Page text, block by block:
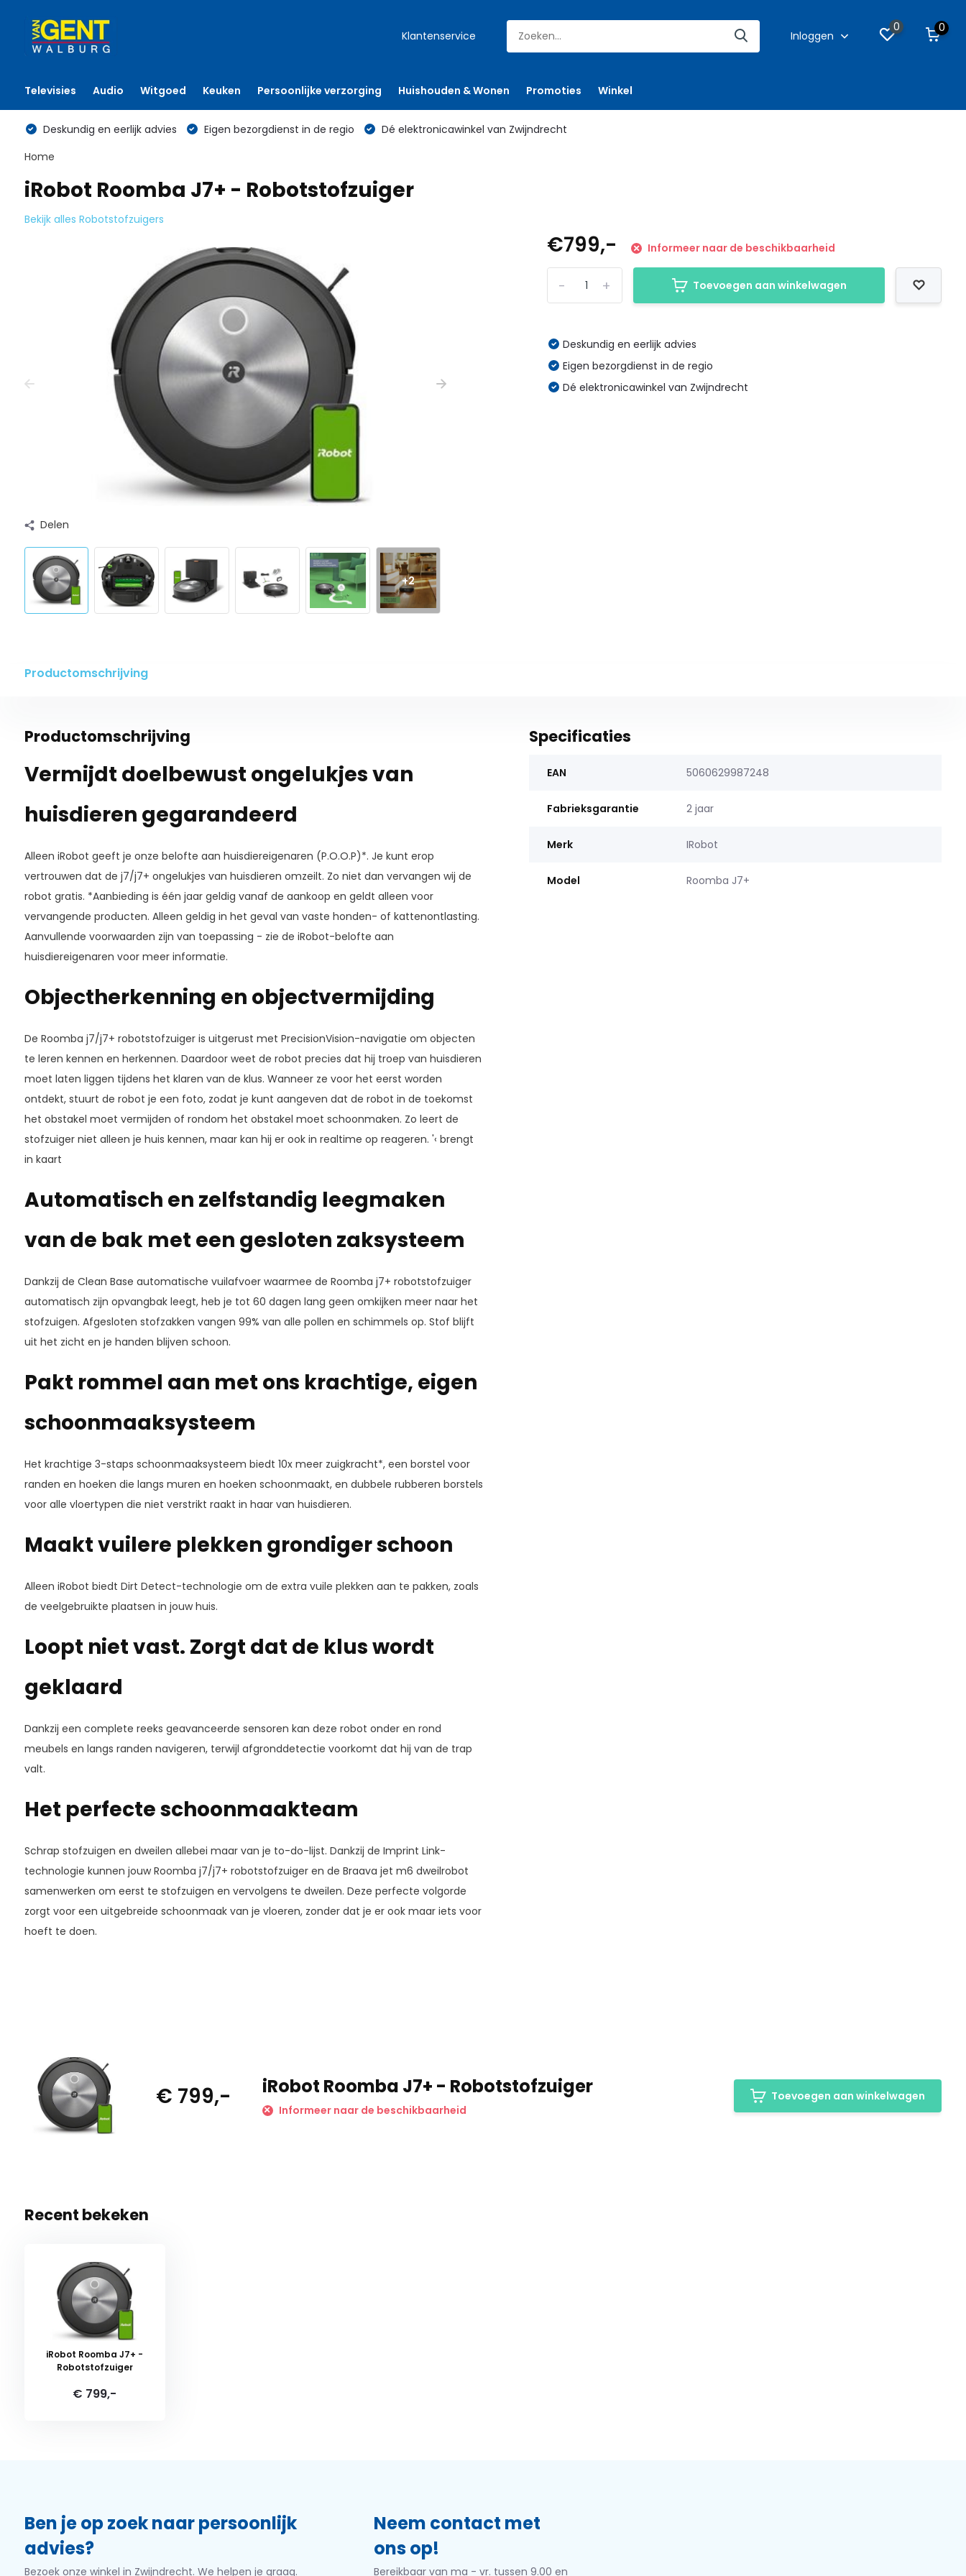
Klantenservice Inloggen
0 0
Televisies Audio Witgoed Keuken Persoonlijke verzorging Huishouden & Wonen Promoties Winkel
Deskundig en eerlijk advies Eigen bezorgdienst in de regio
Dé elektronicawinkel van Zwijndrecht
Home
iRobot Roomba J7+ - Robotstofzuiger
Bekijk alles Robotstofzuigers
Delen
+2
€799,- Informeer naar de beschikbaarheid
+
- Toevoegen aan winkelwagen
Deskundig en eerlijk advies
Eigen bezorgdienst in de regio
Dé elektronicawinkel van Zwijndrecht
Productomschrijving
Productomschrijving
Vermijdt doelbewust ongelukjes van
huisdieren gegarandeerd
Alleen iRobot geeft je onze belofte aan huisdiereigenaren (P.O.O.P)*. Je kunt erop
vertrouwen dat de j7/j7+ ongelukjes van huisdieren omzeilt. Zo niet dan vervangen wij de
robot gratis. *Aanbieding is één jaar geldig vanaf de aankoop en geldt alleen voor
vervangende producten. Alleen geldig in het geval van vaste honden- of kattenontlasting.
Aanvullende voorwaarden zijn van toepassing - zie de iRobot-belofte aan
huisdiereigenaren voor meer informatie.
Objectherkenning en objectvermijding
De Roomba j7/j7+ robotstofzuiger is uitgerust met PrecisionVision-navigatie om objecten
te leren kennen en herkennen. Daardoor weet de robot precies dat hij troep van huisdieren
moet laten liggen tijdens het klaren van de klus. Wanneer ze voor het eerst worden
ontdekt, stuurt de robot je een foto, zodat je kunt aangeven dat de robot in de toekomst
het obstakel moet vermijden of rondom het obstakel moet schoonmaken. Zo leert de
stofzuiger niet alleen je huis kennen, maar kan hij er ook in realtime op reageren. '‹ brengt
in kaart
Automatisch en zelfstandig leegmaken
van de bak met een gesloten zaksysteem
Dankzij de Clean Base automatische vuilafvoer waarmee de Roomba j7+ robotstofzuiger
automatisch zijn opvangbak leegt, heb je tot 60 dagen lang geen omkijken meer naar het
stofzuigen. Afgesloten stofzakken vangen 99% van alle pollen en schimmels op. Stof blijft
uit het zicht en je handen blijven schoon.
Pakt rommel aan met ons krachtige, eigen
schoonmaaksysteem
Het krachtige 3-staps schoonmaaksysteem biedt 10x meer zuigkracht*, een borstel voor
randen en hoeken die langs muren en hoeken schoonmaakt, en dubbele rubberen borstels
voor alle vloertypen die niet verstrikt raakt in haar van huisdieren.
Maakt vuilere plekken grondiger schoon
Alleen iRobot biedt Dirt Detect-technologie om de extra vuile plekken aan te pakken, zoals
de veelgebruikte plaatsen in jouw huis.
Loopt niet vast. Zorgt dat de klus wordt
geklaard
Dankzij een complete reeks geavanceerde sensoren kan deze robot onder en rond
meubels en langs randen navigeren, terwijl afgronddetectie voorkomt dat hij van de trap
valt.
Het perfecte schoonmaakteam
Schrap stofzuigen en dweilen allebei maar van je to-do-lijst. Dankzij de Imprint Link-
technologie kunnen jouw Roomba j7/j7+ robotstofzuiger en de Braava jet m6 dweilrobot
samenwerken om eerst te stofzuigen en vervolgens te dweilen. Deze perfecte volgorde
zorgt voor een uitgebreide schoonmaak van je vloeren, zonder dat je er ook maar iets voor
hoeft te doen.
Specificaties
EAN 5060629987248
Fabrieksgarantie 2 jaar
Merk IRobot
Model Roomba J7+
€ 799,- iRobot Roomba J7+ - Robotstofzuiger
Informeer naar de beschikbaarheid
Toevoegen aan winkelwagen
Recent bekeken
iRobot Roomba J7+ -
Robotstofzuiger
€ 799,-
Ben je op zoek naar persoonlijk
advies?
Bezoek onze winkel in Zwijndrecht. We helpen je graag.
Neem contact met
ons op!
Bereikbaar van ma - vr. tussen 9.00 en